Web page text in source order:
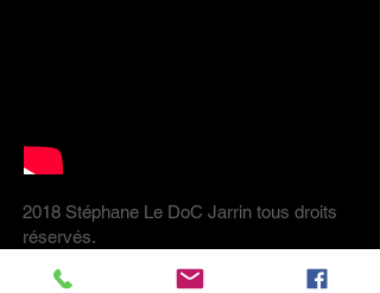
2018 Stéphane Le DoC Jarrin tous droits
réservés.